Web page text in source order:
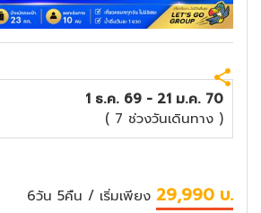
1 ธ.ค. 69 - 21 ม.ค. 70
( 7 ช่วงวันเดินทาง )
6วัน 5คืน / เริ่มเพียง 29,990 บ.